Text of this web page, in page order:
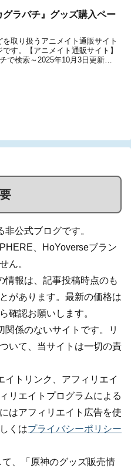
ラバチ』グッズ購入ペー
取り扱うアニメイト通販サイト
す。【アニメイト通販サイト】
検索～2025年10月3日更新～
公式ブログです。
、HoYoverseブラン
ん。
情報は、記事投稿時点のも
があります。最新の価格は
確認お願いします。
係のないサイトです。リ
いて、当サイトは一切の責
イトリンク、アフィリエイ
リエイトプログラムによる
はアフィリエイト広告を使
くはプライバシーポリシー
、「原神のグッズ販売情